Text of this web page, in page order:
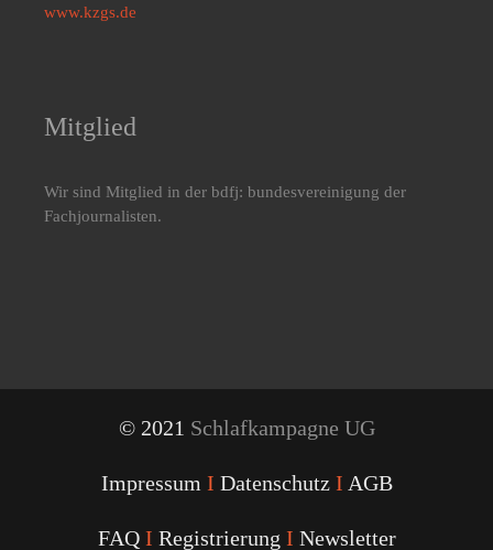
www.kzgs.de
Mitglied
Wir sind Mitglied in der bdfj: bundesvereinigung der
Fachjournalisten.
© 2021 Schlafkampagne UG
Impressum I Datenschutz I AGB
FAQ I Registrierung I Newsletter